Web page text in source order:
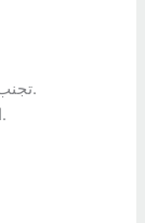
تجنب الأنشطة المجهدة خلال فترة التعافي.
العناية بالجسم وفق الإرشادات الطبية.